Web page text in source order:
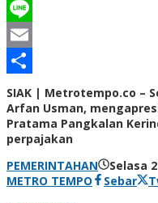
WhatsApp
Line
Email
Share
SIAK | Metrotempo.co –
Arfan Usman,
Pratama Pangkalan
perpajakan
PEMERINTAHAN
Selasa
METRO TEMPO
Sebar